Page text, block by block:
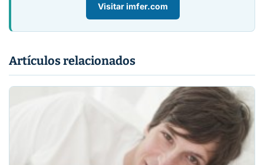
Visitar imfer.com
Artículos relacionados